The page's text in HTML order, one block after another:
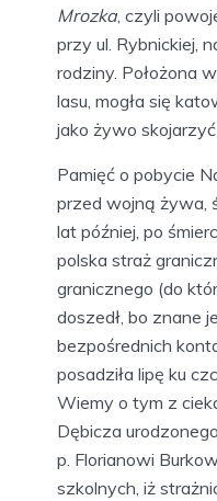
Mrozka, czyli
przy ul. Rybnickiej,
rodziny. Położona
lasu, mogła się
jako żywo
Pamięć o pobycie
przed wojną żywa,
lat później, po
polska straż
granicznego (do
doszedł, bo znane
bezpośrednich
posadziła lipę ku
Wiemy o tym z
Dębicza
p. Florianowi
szkolnych, iż